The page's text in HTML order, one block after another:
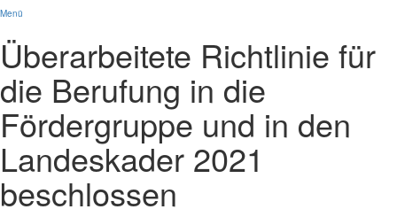
Menü
Überarbeitete Richtlinie für
die Berufung in die
Fördergruppe und in den
Landeskader 2021
beschlossen